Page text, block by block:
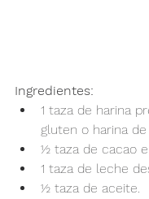
Ingredientes:
1 taza de harina
gluten o harina de
½ taza de cacao
1 taza de leche
½ taza de aceite.